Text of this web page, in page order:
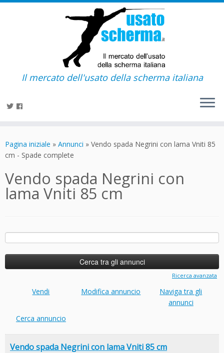
contenuto
Il mercato dell'usato della scherma italiana
Pagina iniziale » Annunci » Vendo spada Negrini con lama Vniti 85
cm - Spade complete
Vendo spada Negrini con
lama Vniti 85 cm
Ricerca
Ricerca avanzata
Vendi Modifica annuncio
Naviga tra gli
annunci
Cerca annuncio
Vendo spada Negrini con lama Vniti 85 cm